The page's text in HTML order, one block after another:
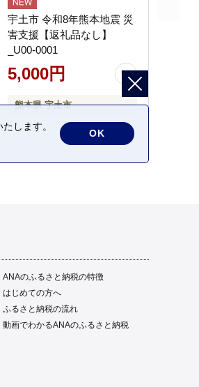
宇土市 令和8年熊本地震 災
害支援【返礼品なし】
_U00-0001
5,000円
熊本県 宇土市
ANAのふるさと納税の特徴
はじめての方へ
ふるさと納税の流れ
動画でわかるANAのふるさと納税
します。
OK